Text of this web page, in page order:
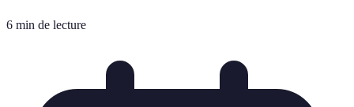
6 min de lecture